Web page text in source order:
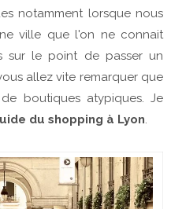
notamment lorsque nous
ville que l'on ne connait
sur le point de passer un
vous allez vite remarquer que
boutiques atypiques. Je
du shopping à Lyon